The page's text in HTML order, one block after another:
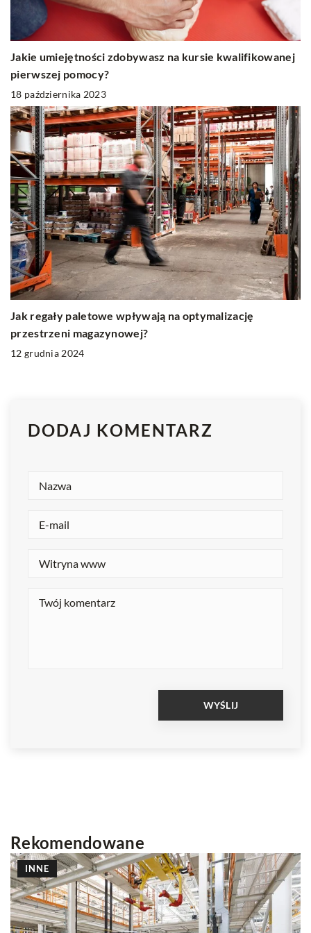
Jakie umiejętności zdobywasz na kursie kwalifikowanej
pierwszej pomocy?
18 października 2023
Jak regały paletowe wpływają na optymalizację
przestrzeni magazynowej?
12 grudnia 2024
DODAJ KOMENTARZ
Rekomendowane
TWORZENIE STRON WWW